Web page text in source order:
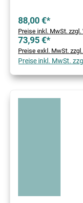
88,00 €*
Preise inkl. MwSt.
73,95 €*
Preise exkl. MwSt.
Preise inkl. MwSt.